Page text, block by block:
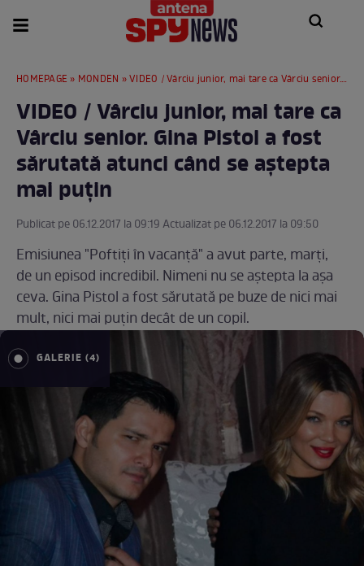
HOMEPAGE » MONDEN » VIDEO / Vârciu junior, mai tare ca Vârciu senior. Gina Pistol a fost sărutată atunci când se aștepta mai puțin
VIDEO / Vârciu junior, mai tare ca
Vârciu senior. Gina Pistol a fost
sărutată atunci când se aștepta
mai puțin
Publicat pe 06.12.2017 la 09:19 Actualizat pe 06.12.2017 la 09:50
Emisiunea "Poftiţi în vacanţă" a avut parte, marţi,
de un episod incredibil. Nimeni nu se aştepta la aşa
ceva. Gina Pistol a fost sărutată pe buze de nici mai
mult, nici mai puţin decât de un copil.
GALERIE (4)